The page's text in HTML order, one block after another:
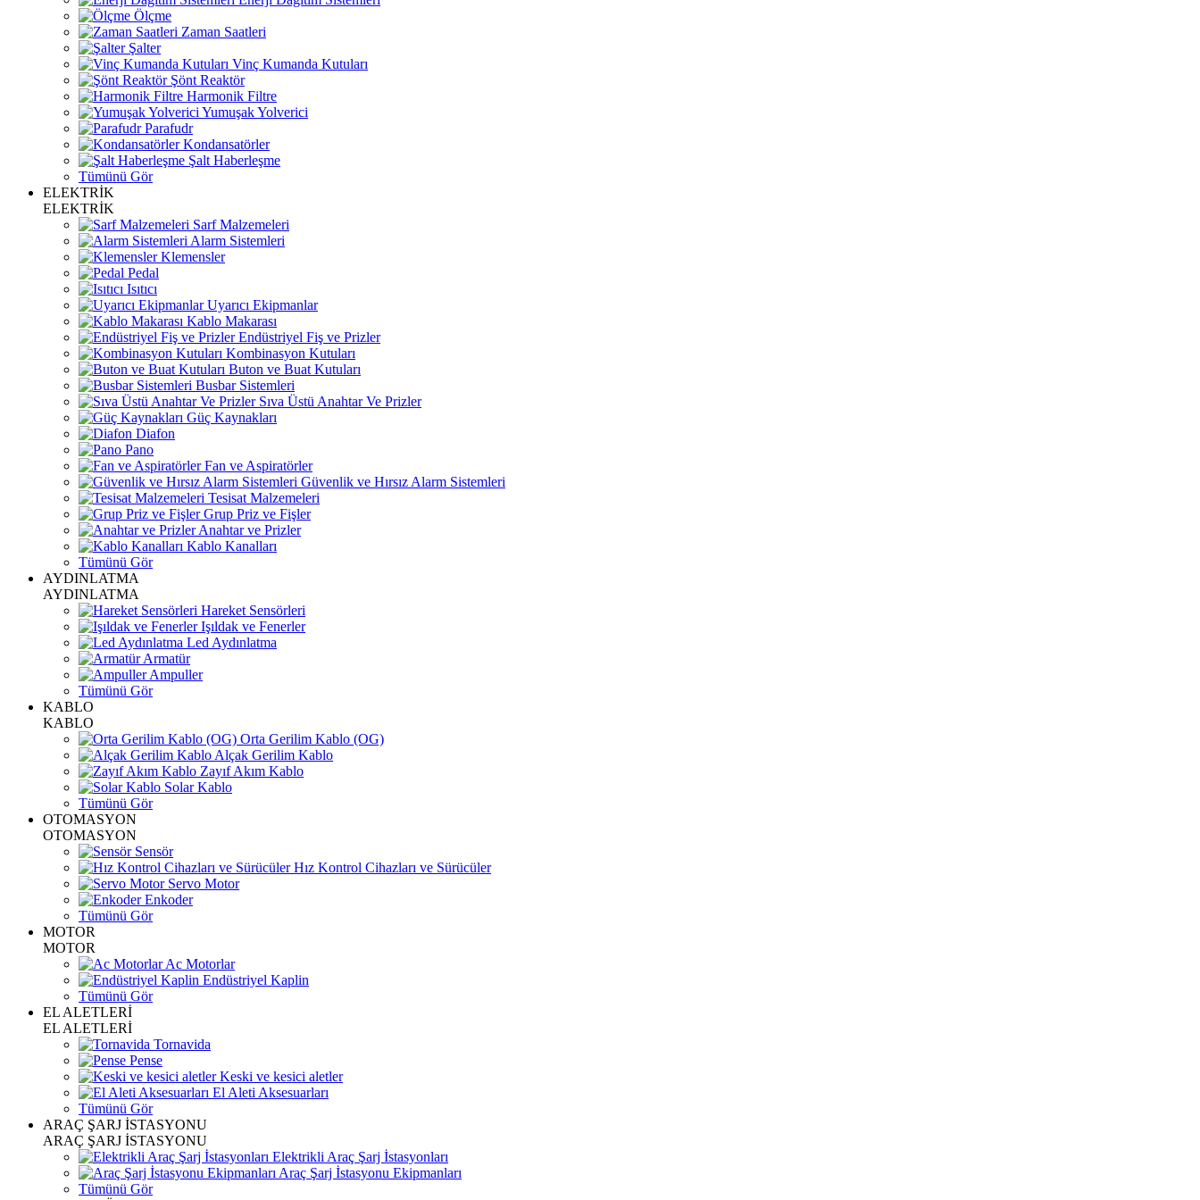
Ölçme
Zaman Saatleri
Şalter
Vinç Kumanda Kutuları
Şönt Reaktör
Harmonik Filtre
Yumuşak Yolverici
Parafudr
Kondansatörler
Şalt Haberleşme
Tümünü Gör
ELEKTRİK
ELEKTRİK
Sarf Malzemeleri
Alarm Sistemleri
Klemensler
Pedal
Isıtıcı
Uyarıcı Ekipmanlar
Kablo Makarası
Endüstriyel Fiş ve Prizler
Kombinasyon Kutuları
Buton ve Buat Kutuları
Busbar Sistemleri
Sıva Üstü Anahtar Ve Prizler
Güç Kaynakları
Diafon
Pano
Fan ve Aspiratörler
Güvenlik ve Hırsız Alarm Sistemleri
Tesisat Malzemeleri
Grup Priz ve Fişler
Anahtar ve Prizler
Kablo Kanalları
Tümünü Gör
AYDINLATMA
AYDINLATMA
Hareket Sensörleri
Işıldak ve Fenerler
Led Aydınlatma
Armatür
Ampuller
Tümünü Gör
KABLO
KABLO
Orta Gerilim Kablo (OG)
Alçak Gerilim Kablo
Zayıf Akım Kablo
Solar Kablo
Tümünü Gör
OTOMASYON
OTOMASYON
Sensör
Hız Kontrol Cihazları ve Sürücüler
Servo Motor
Enkoder
Tümünü Gör
MOTOR
MOTOR
Ac Motorlar
Endüstriyel Kaplin
Tümünü Gör
EL ALETLERİ
EL ALETLERİ
Tornavida
Pense
Keski ve kesici aletler
El Aleti Aksesuarları
Tümünü Gör
ARAÇ ŞARJ İSTASYONU
ARAÇ ŞARJ İSTASYONU
Elektrikli Araç Şarj İstasyonları
Araç Şarj İstasyonu Ekipmanları
Tümünü Gör